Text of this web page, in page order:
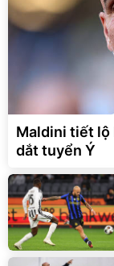
Maldini tiết lộ
dắt tuyển Ý